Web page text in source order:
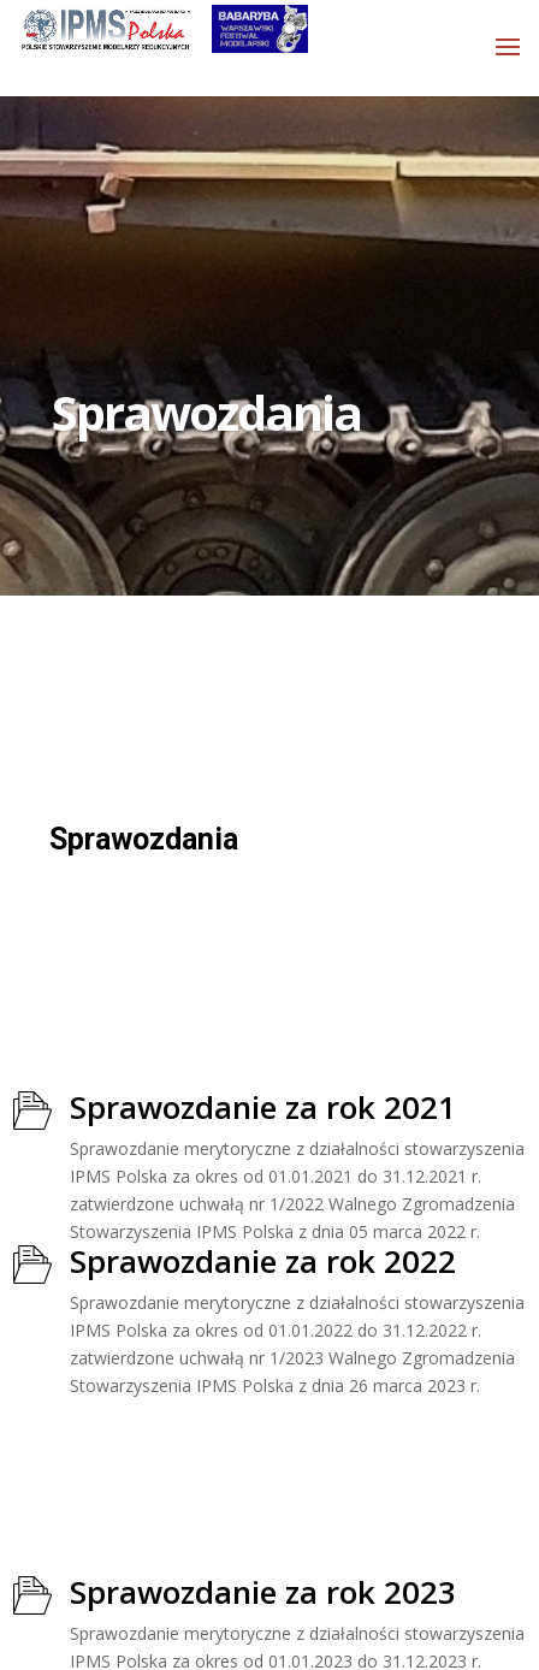
Sprawozdania
Sprawozdania
Sprawozdanie za rok 2021
Sprawozdanie merytoryczne z działalności stowarzyszenia
IPMS Polska za okres od 01.01.2021 do 31.12.2021 r.
zatwierdzone uchwałą nr 1/2022 Walnego Zgromadzenia
Stowarzyszenia IPMS Polska z dnia 05 marca 2022 r.
Sprawozdanie za rok 2022
Sprawozdanie merytoryczne z działalności stowarzyszenia
IPMS Polska za okres od 01.01.2022 do 31.12.2022 r.
zatwierdzone uchwałą nr 1/2023 Walnego Zgromadzenia
Stowarzyszenia IPMS Polska z dnia 26 marca 2023 r.
Sprawozdanie za rok 2023
Sprawozdanie merytoryczne z działalności stowarzyszenia
IPMS Polska za okres od 01.01.2023 do 31.12.2023 r.